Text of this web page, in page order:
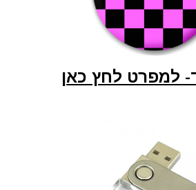
למפרט לחץ כאן